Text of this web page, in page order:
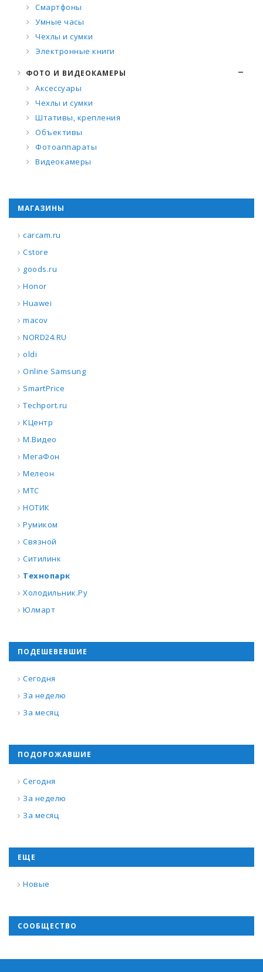
Смартфоны
Умные часы
Чехлы и сумки
Электронные книги
ФОТО И ВИДЕОКАМЕРЫ
Аксессуары
Чехлы и сумки
Штативы, крепления
Объективы
Фотоаппараты
Видеокамеры
МАГАЗИНЫ
carcam.ru
Cstore
goods.ru
Honor
Huawei
macov
NORD24.RU
oldi
Online Samsung
SmartPrice
Techport.ru
КЦентр
М.Видео
МегаФон
Мелеон
МТС
НОТИК
Румиком
Связной
Ситилинк
Технопарк
Холодильник.Ру
Юлмарт
ПОДЕШЕВЕВШИЕ
Сегодня
За неделю
За месяц
ПОДОРОЖАВШИЕ
Сегодня
За неделю
За месяц
ЕЩЕ
Новые
СООБЩЕСТВО